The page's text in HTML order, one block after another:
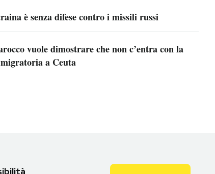
è senza difese contro i missili russi
vuole dimostrare che non c’entra con la
a Ceuta